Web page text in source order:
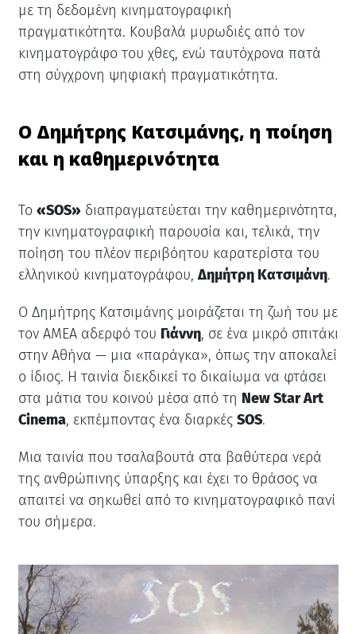
με τη δεδομένη κινηματογραφική
πραγματικότητα. Κουβαλά μυρωδιές από τον
κινηματογράφο του χθες, ενώ ταυτόχρονα πατά
στη σύγχρονη ψηφιακή πραγματικότητα.
Ο Δημήτρης Κατσιμάνης, η ποίηση
και η καθημερινότητα
Το «SOS» διαπραγματεύεται την καθημερινότητα,
την κινηματογραφική παρουσία και, τελικά, την
ποίηση του πλέον περιβόητου καρατερίστα του
ελληνικού κινηματογράφου,Δημήτρη Κατσιμάνη.
Ο Δημήτρης Κατσιμάνης μοιράζεται τη ζωή του με
τον ΑΜΕΑ αδερφό του Γιάννη, σε ένα μικρό σπιτάκι
στην Αθήνα — μια «παράγκα», όπως την αποκαλεί
ο ίδιος. Η ταινία διεκδικεί το δικαίωμα να φτάσει
στα μάτια του κοινού μέσα από τη New Star Art
Cinema, εκπέμποντας ένα διαρκές SOS.
Μια ταινία που τσαλαβουτά στα βαθύτερα νερά
της ανθρώπινης ύπαρξης και έχει το θράσος να
απαιτεί να σηκωθεί από το κινηματογραφικό πανί
του σήμερα.